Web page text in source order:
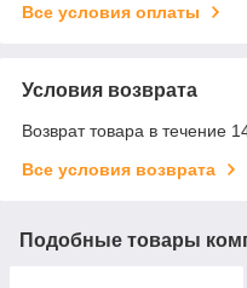
Все условия оплаты
Условия возврата
Возврат товара в течение
Все условия возврата
Подобные товары